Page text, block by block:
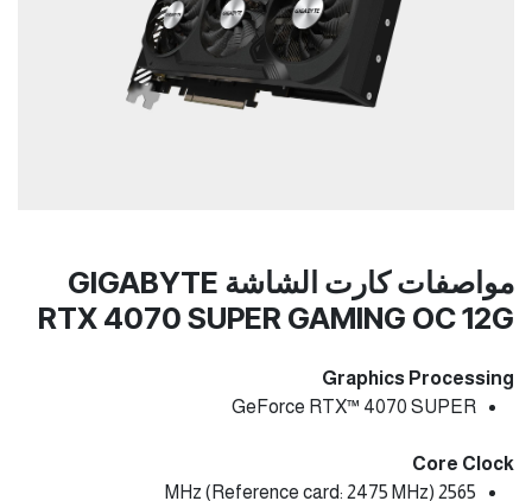
مواصفات كارت الشاشة GIGABYTE
RTX 4070 SUPER GAMING OC 12G
Graphics Processing
GeForce RTX™ 4070 SUPER
Core Clock
2565 MHz (Reference card: 2475 MHz)